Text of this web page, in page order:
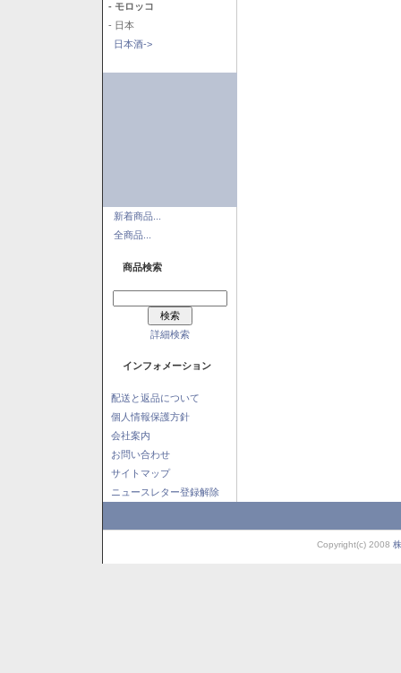
- モロッコ
- 日本
日本酒->
新着商品...
全商品...
商品検索
詳細検索
インフォメーション
配送と返品について
個人情報保護方針
会社案内
お問い合わせ
サイトマップ
ニュースレター登録解除
Copyright(c) 2008